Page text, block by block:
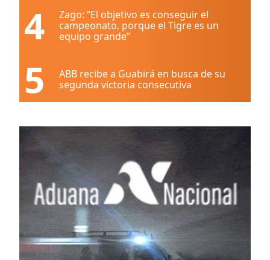
4
Zago: “El objetivo es conseguir el
campeonato, porque el Tigre es un
equipo grande”
5
ABB recibe a Guabirá en busca de su
segunda victoria consecutiva